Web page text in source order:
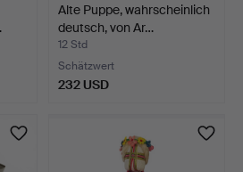
Alte Puppe, wahrscheinlich
deutsch, von Ar…
12 Std
Schätzwert
232 USD